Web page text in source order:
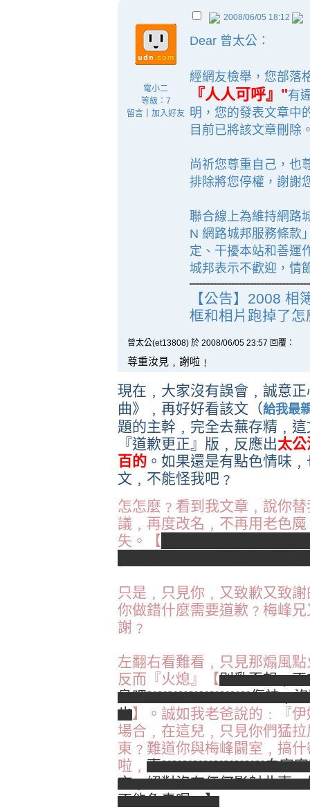
電小二
等級：7
留言
加入好友
2008/06/05 18:12
Dear 曾太公 ：
經網友檢舉，您部落
『人人可呼』 "有
明，您的發表文章中
目前已將該文章刪除
尚祈您尊重自己，也
排除將您停權，謝謝
聯合線上為維持網路
N 網路城邦服務條款
定、干擾本站和善運
城邦表示不歡迎，情
【公告】2008 相
框和相片跑掉了怎
曾太公(et13808) 於 2008/06/05 23:57 回覆：
尊重汝見﹐謝啦﹗
現在﹐大家沒有誤會﹐誠意
曲》﹐再好好看該文（給我最
題的主幹﹐完全去蕪存精﹐
『道歉更正』版﹐反應出太
百的 。如果還是有點色情味
文﹐不能怪我吧﹖
怎怎麼﹖看到我文章﹐說你
議﹐再度改名﹐不再用老色
失。【
只是﹐只見你﹐又致歉又致
你做錯什麼需要道歉﹖梅峰
謝﹖
左翻右看難看﹐只見那煽風
反而『火熄』【別亂歪想﹐
鳥吧XXXXXXXXXX傷神﹐
也】。誠如我老爸說的﹕『
場合﹐在這兒﹐只見你們猛
東﹖難道你與梅峰闢室﹐搞
啦﹐ 事XXXXXXXXXX白宮
言﹐絕對沒有任何影射此事
不能負責喔﹗】